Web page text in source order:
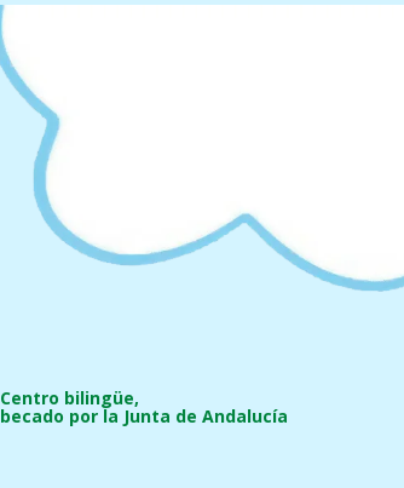
Centro bilingüe,
becado por la Junta de Andalucía